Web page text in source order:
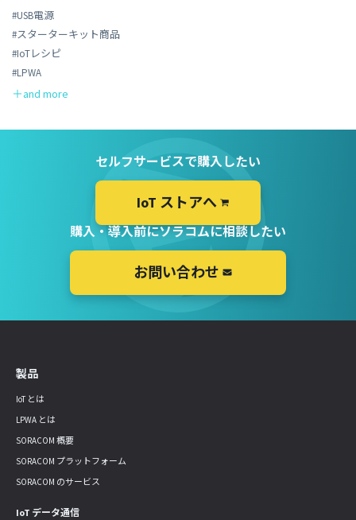
#USB電源
#スターターキット商品
#IoTレシピ
#LPWA
セルフサービスで購入したい
IoT ストアへ
購入・導入前にソラコムに相談したい
お問い合わせ
製品
IoT とは
LPWA とは
SORACOM 概要
SORACOM プラットフォーム
SORACOM のサービス
IoT データ通信